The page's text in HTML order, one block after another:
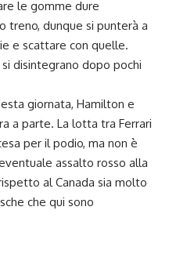
le gomme dure
treno, dunque si punterà a
e scattare con quelle.
disintegrano dopo pochi
giornata, Hamilton e
a parte. La lotta tra Ferrari
per il podio, ma non è
assalto rosso alla
al Canada sia molto
che qui sono